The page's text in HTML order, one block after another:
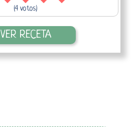
(4 votos)
VER RECETA